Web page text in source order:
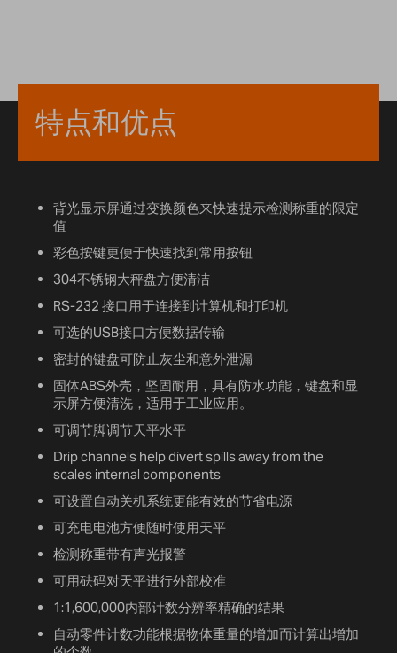
特点和优点
背光显示屏通过变换颜色来快速提示检测称重的限定
值
彩色按键更便于快速找到常用按钮
304不锈钢大秤盘方便清洁
RS-232 接口用于连接到计算机和打印机
可选的USB接口方便数据传输
密封的键盘可防止灰尘和意外泄漏
固体ABS外壳，坚固耐用，具有防水功能，键盘和显
示屏方便清洗，适用于工业应用。
可调节脚调节天平水平
Drip channels help divert spills away from the
scales internal components
可设置自动关机系统更能有效的节省电源
可充电电池方便随时使用天平
检测称重带有声光报警
可用砝码对天平进行外部校准
1:1,600,000内部计数分辨率精确的结果
自动零件计数功能根据物体重量的增加而计算出增加